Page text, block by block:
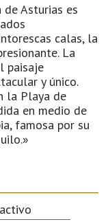
Asturias es
calas, la
La
paisaje
y único.
la Playa de
en medio de
famosa por su